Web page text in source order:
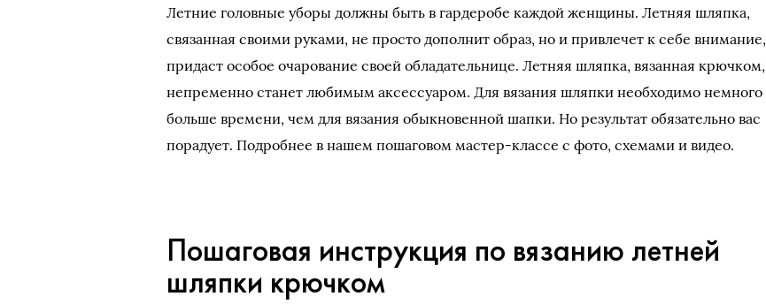
Летние головные уборы должны быть в гардеробе каждой женщины. Летняя шляпка,
связанная своими руками, не просто дополнит образ, но и привлечет к себе внимание,
придаст особое очарование своей обладательнице. Летняя шляпка, вязанная крючком,
непременно станет любимым аксессуаром. Для вязания шляпки необходимо немного
больше времени, чем для вязания обыкновенной шапки. Но результат обязательно вас
порадует. Подробнее в нашем пошаговом мастер-классе с фото, схемами и видео.
Пошаговая инструкция по вязанию летней
шляпки крючком